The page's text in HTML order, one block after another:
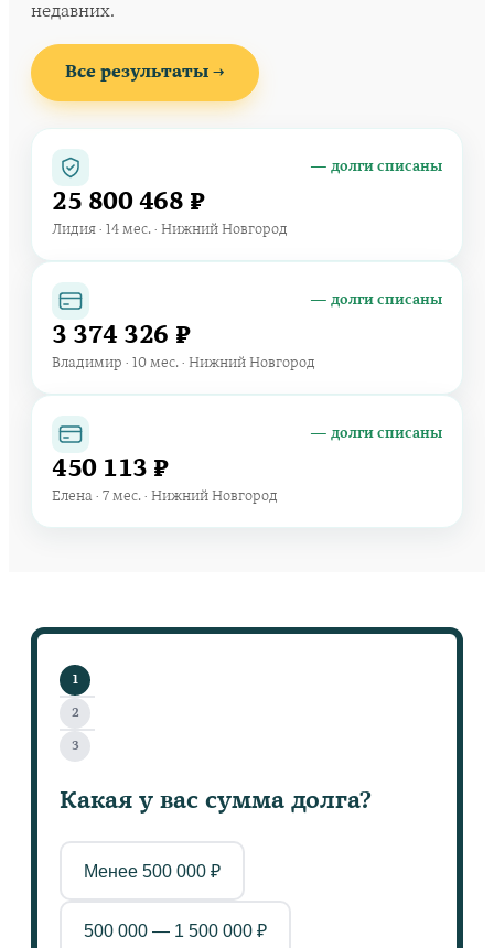
недавних.
Все результаты →
— долги списаны
25 800 468 ₽
Лидия · 14 мес. · Нижний Новгород
— долги списаны
3 374 326 ₽
Владимир · 10 мес. · Нижний Новгород
— долги списаны
450 113 ₽
Елена · 7 мес. · Нижний Новгород
1
2
3
Какая у вас сумма долга?
Менее 500 000 ₽
500 000 — 1 500 000 ₽